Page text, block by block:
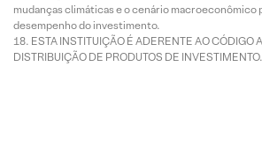
mudanças climáticas e o cenário macroeconômico
desempenho do investimento.
ESTA INSTITUIÇÃO É ADERENTE AO CÓDIGO
DISTRIBUIÇÃO DE PRODUTOS DE INVESTIMENTO.